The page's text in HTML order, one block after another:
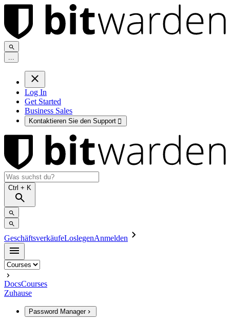
...
Log In
Get Started
Business Sales
Kontaktieren Sie den Support 
Ctrl + K
GeschäftsverkäufeLoslegenAnmelden
DocsCourses
Zuhause
Password Manager